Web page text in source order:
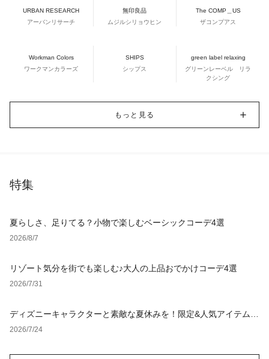
URBAN RESEARCH
アーバンリサーチ
無印良品
ムジルシリョウヒン
The COMP＿US
ザコンプアス
Workman Colors
ワークマンカラーズ
SHIPS
シップス
green label relaxing
グリーンレーベル リラ
クシング
もっと見る
特集
夏らしさ、足りてる？小物で楽しむベーシックコーデ4選
2026/8/7
リゾート気分を街でも楽しむ♪大人の上品おでかけコーデ4選
2026/7/31
ディズニーキャラクターと素敵な夏休みを！限定&人気アイテム特
集
2026/7/24